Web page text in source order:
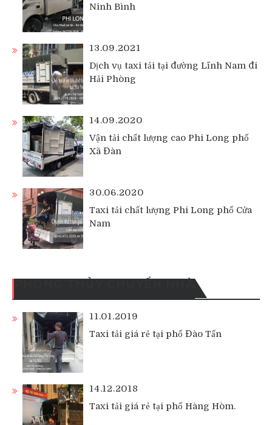
Ninh Bình
13.09.2021
Dịch vụ taxi tải tại đường Lĩnh Nam đi
Hải Phòng
14.09.2020
Vận tải chất lượng cao Phi Long phố
Xã Đàn
30.06.2020
Taxi tải chất lượng Phi Long phố Cửa
Nam
11.01.2019
Taxi tải giá rẻ tại phố Đào Tấn
14.12.2018
Taxi tải giá rẻ tại phố Hàng Hòm.